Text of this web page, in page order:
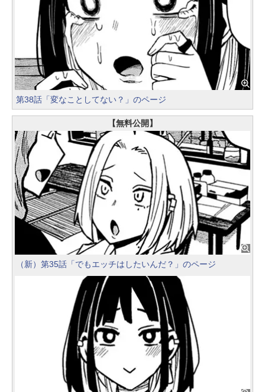
第38話「変なことしてない？」のページ
【無料公開】
（新）第35話「でもエッチはしたいんだ？」のページ